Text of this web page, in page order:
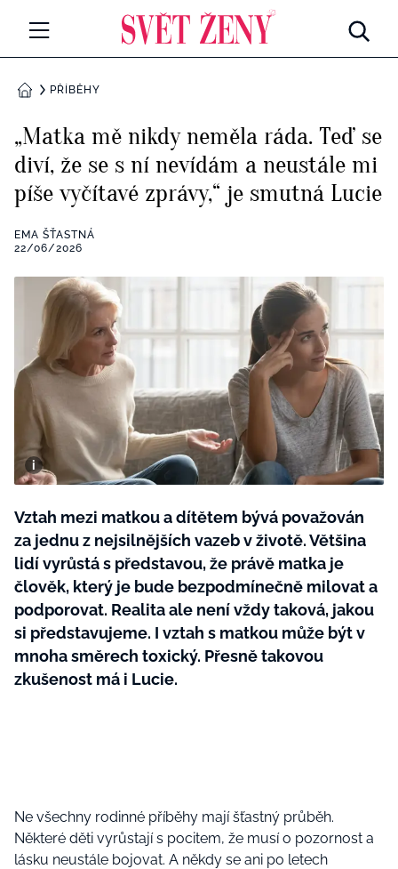
Všechny kategorie
Rozhovory
RETROHUBKY
Všechny kategorie
Seberozvoj
Všechny kategorie
Životní styl
ZÁBAVA
Všechny kategorie
Testy a kvízy
BYDLENÍ
Všechny kategorie
Tvoření
Rady a tipy
BurdaMedia
Extra
SVĚT ŽENY - 599 KČ
ROČNÍ PŘEDPLATNÉ SVĚT ŽENY +
DOMŮPŘÍBĚHY
„Matka mě nikdy neměla ráda. Teď se
diví, že se s ní nevídám a neustále mi
píše vyčítavé zprávy,“ je smutná Lucie
EMA ŠŤASTNÁ
22/06/2026
Vztah mezi matkou a dítětem bývá považován
za jednu z nejsilnějších vazeb v životě. Většina
lidí vyrůstá s představou, že právě matka je
člověk, který je bude bezpodmínečně milovat a
podporovat. Realita ale není vždy taková, jakou
si představujeme. I vztah s matkou může být v
mnoha směrech toxický. Přesně takovou
zkušenost má i Lucie.
Ne všechny rodinné příběhy mají šťastný průběh.
Některé děti vyrůstají s pocitem, že musí o pozornost a
lásku neustále bojovat. A někdy se ani po letech